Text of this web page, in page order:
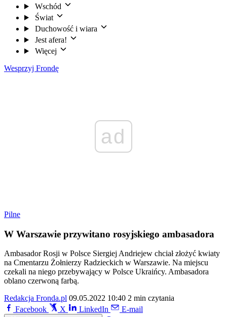
Wschód
Świat
Duchowość i wiara
Jest afera!
Więcej
Wesprzyj Frondę
ad
Pilne
W Warszawie przywitano rosyjskiego ambasadora
Ambasador Rosji w Polsce Siergiej Andriejew chciał złożyć kwiaty
na Cmentarzu Żołnierzy Radzieckich w Warszawie. Na miejscu
czekali na niego przebywający w Polsce Ukraińcy. Ambasadora
oblano czerwoną farbą.
Redakcja Fronda.pl 09.05.2022 10:40 2 min czytania
Facebook
X LinkedIn E-mail